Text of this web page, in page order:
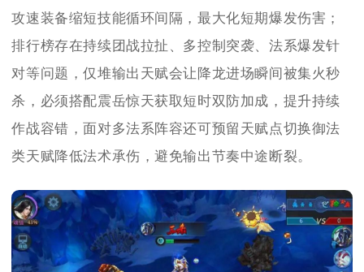
攻速装备缩短技能循环间隔，最大化短期爆发伤害；
排行榜存在持续团战拉扯、多控制突袭、法系爆发针
对等问题，仅堆输出天赋会让降龙进场瞬间被集火秒
杀，必须搭配震岳惊天获取短时双防加成，提升持续
作战容错，面对多法系阵容还可预留天赋点切换御法
类天赋降低法术承伤，避免输出节奏中途断裂。